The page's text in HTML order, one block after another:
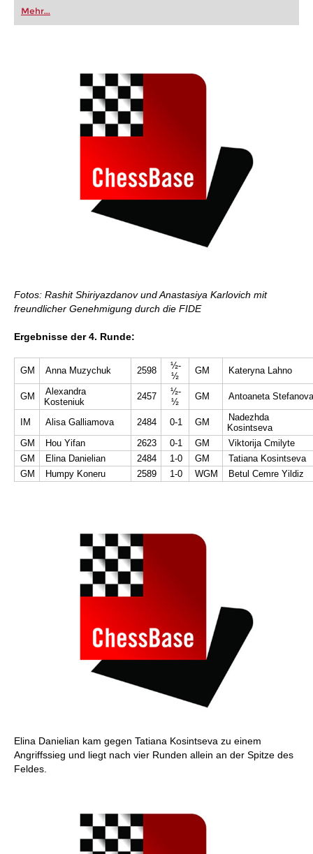
oder bereits auf Turnierniveau spielen: Mit
FRITZ trainieren Sie effizienter, intelligenter und
individueller als je zuvor.
Mehr...
Fotos: Rashit Shiriyazdanov und Anastasiya Karlovich mit
freundlicher Genehmigung durch die FIDE
Ergebnisse der 4. Runde:
GM Anna Muzychuk 2598
½-
½
GM Kateryna Lahno
GM
Alexandra
Kosteniuk
2457
½-
½
GM Antoaneta
IM Alisa Galliamova 2484 0-1 GM
Nadezhda
Kosintseva
GM
Hou Yifan 2623 0-1 GM
Viktorija Cmilyte
GM
Elina Danielian 2484 1-0 GM
Tatiana Kosintseva
GM
Humpy Koneru 2589 1-0 WGM Betul Cemre Yildiz
Elina Danielian kam gegen Tatiana Kosintseva zu einem
Angriffssieg und liegt nach vier Runden allein an der Spitze des
Feldes.